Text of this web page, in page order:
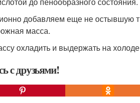
добавляем еще не остывшую
масса.
охладить и выдержать на холоде
с друзьями!